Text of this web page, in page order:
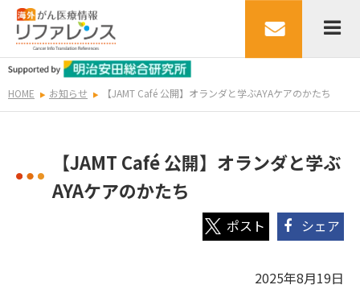
HOME お知らせ 【JAMT Café 公開】オランダと学ぶAYAケアのかたち
【JAMT Café 公開】オランダと学ぶ
AYAケアのかたち
シェア
2025年8月19日